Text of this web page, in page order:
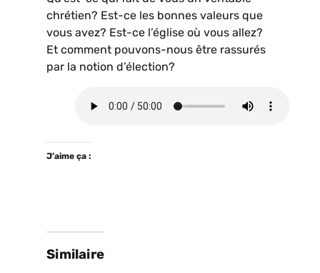
chrétien? Est-ce les bonnes valeurs que
vous avez? Est-ce l’église où vous allez?
Et comment pouvons-nous être rassurés
par la notion d’élection?
J’aime ça :
Similaire